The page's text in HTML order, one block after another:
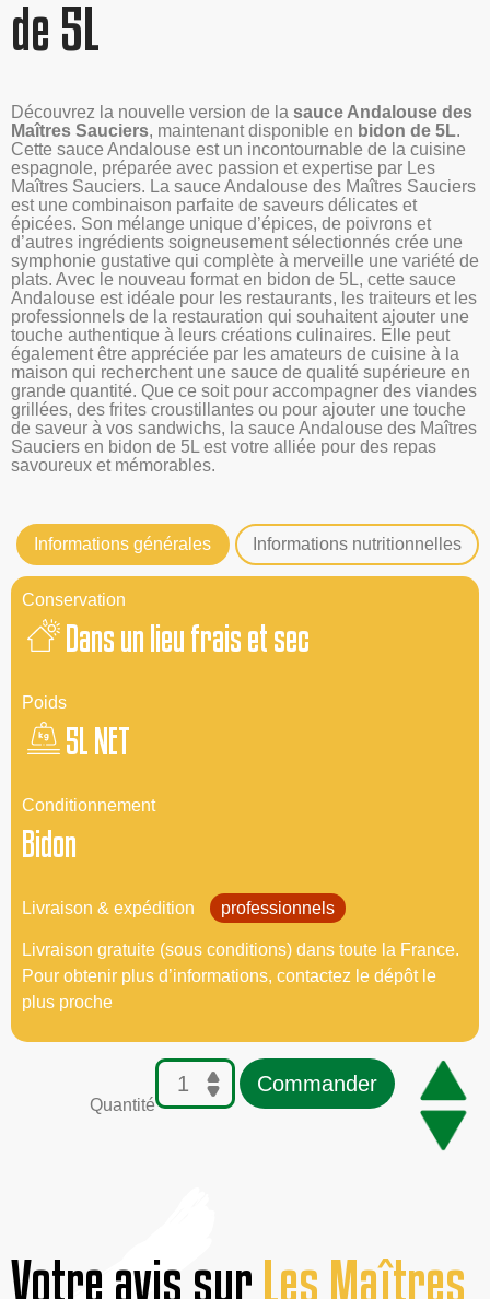
de 5L
Découvrez la nouvelle version de la sauce Andalouse des
Maîtres Sauciers, maintenant disponible en bidon de 5L.
Cette sauce Andalouse est un incontournable de la cuisine
espagnole, préparée avec passion et expertise par Les
Maîtres Sauciers. La sauce Andalouse des Maîtres Sauciers
est une combinaison parfaite de saveurs délicates et
épicées. Son mélange unique d’épices, de poivrons et
d’autres ingrédients soigneusement sélectionnés crée une
symphonie gustative qui complète à merveille une variété de
plats. Avec le nouveau format en bidon de 5L, cette sauce
Andalouse est idéale pour les restaurants, les traiteurs et les
professionnels de la restauration qui souhaitent ajouter une
touche authentique à leurs créations culinaires. Elle peut
également être appréciée par les amateurs de cuisine à la
maison qui recherchent une sauce de qualité supérieure en
grande quantité. Que ce soit pour accompagner des viandes
grillées, des frites croustillantes ou pour ajouter une touche
de saveur à vos sandwichs, la sauce Andalouse des Maîtres
Sauciers en bidon de 5L est votre alliée pour des repas
savoureux et mémorables.
Informations générales Informations nutritionnelles
Conservation
Dans un lieu frais et sec
Poids
5L NET
Conditionnement
Bidon
Livraison & expédition professionnels
Livraison gratuite (sous conditions) dans toute la France.
Pour obtenir plus d’informations, contactez le dépôt le
plus proche
Quantité
Commander
Votre avis surLes Maîtres